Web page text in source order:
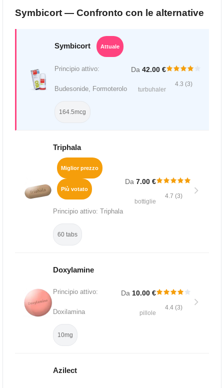
Symbicort — Confronto con le alternative
Symbicort Attuale
Principio attivo:
Budesonide, Formoterolo
164.5mcg
Da 42.00 €
turbuhaler
4.3 (3)
Triphala
Miglior prezzo
Più votato
Principio attivo: Triphala
60 tabs
Da 7.00 €
bottiglie
4.7 (3)
Doxylamine
Principio attivo:
Doxilamina
10mg
Da 10.00 €
pillole
4.4 (3)
Azilect